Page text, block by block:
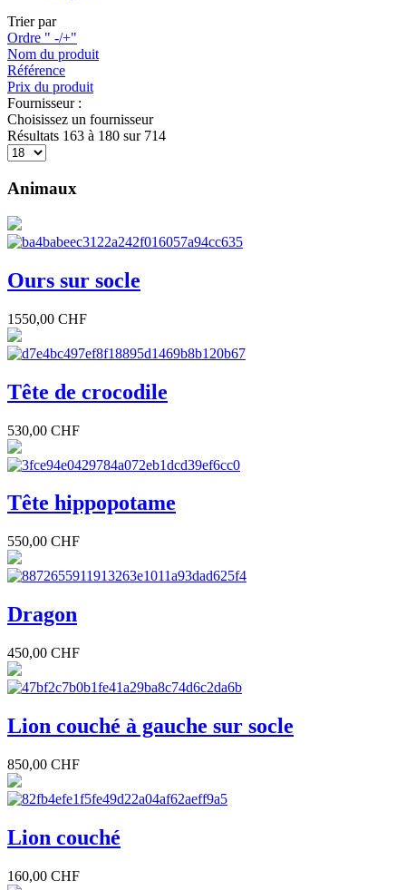
Trier par
Ordre " -/+"
Nom du produit
Référence
Prix du produit
Fournisseur :
Choisissez un fournisseur
Résultats 163 à 180 sur 714
Animaux
Ours sur socle
1550,00 CHF
Tête de crocodile
530,00 CHF
Tête hippopotame
550,00 CHF
Dragon
450,00 CHF
Lion couché à gauche sur socle
850,00 CHF
Lion couché
160,00 CHF